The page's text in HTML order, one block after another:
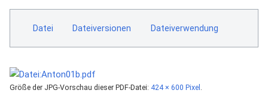
Datei Dateiversionen Dateiverwendung
Größe der JPG-Vorschau dieser PDF-Datei: 424 × 600 Pixel .